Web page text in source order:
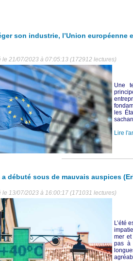
son industrie, l’Union européenne
le 21/07/2023 à 07:05:13 (172912 lectures)
Une
les
Lire
a débuté sous de mauvais auspices
le 13/07/2023 à 16:00:17 (171031 lectures)
L’été
mer
pas à